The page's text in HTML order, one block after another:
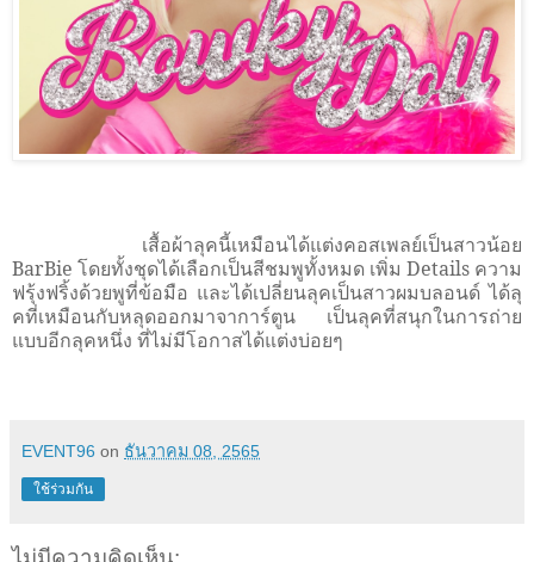
เสื้อผ้าลุคนี้เหมือนได้แต่งคอสเพลย์เป็นสาวน้อย
BarBie โดยทั้งชุดได้เลือกเป็นสีชมพูทั้งหมด เพิ่ม Details ความ
ฟรุ้งฟริ้งด้วยพูที่ข้อมือ และได้เปลี่ยนลุคเป็นสาวผมบลอนด์ ได้ลุ
คที่เหมือนกับหลุดออกมาจาการ์ตูน เป็นลุคที่สนุกในการถ่าย
แบบอีกลุคหนึ่ง ที่ไม่มีโอกาสได้แต่งบ่อยๆ
EVENT96 on ธันวาคม 08, 2565
ใช้ร่วมกัน